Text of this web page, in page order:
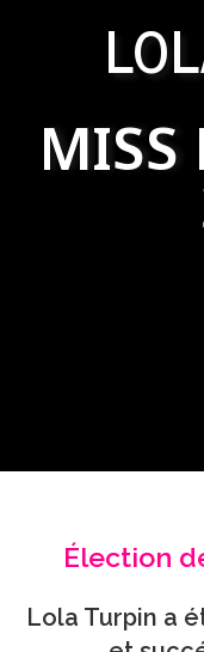
MISS
Élection
Lola Turpin a